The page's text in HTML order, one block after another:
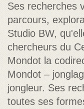
Ses recherches
parcours,
Studio BW,
chercheurs du
Mondot la
Mondot –
jongleur. Ses
toutes ses